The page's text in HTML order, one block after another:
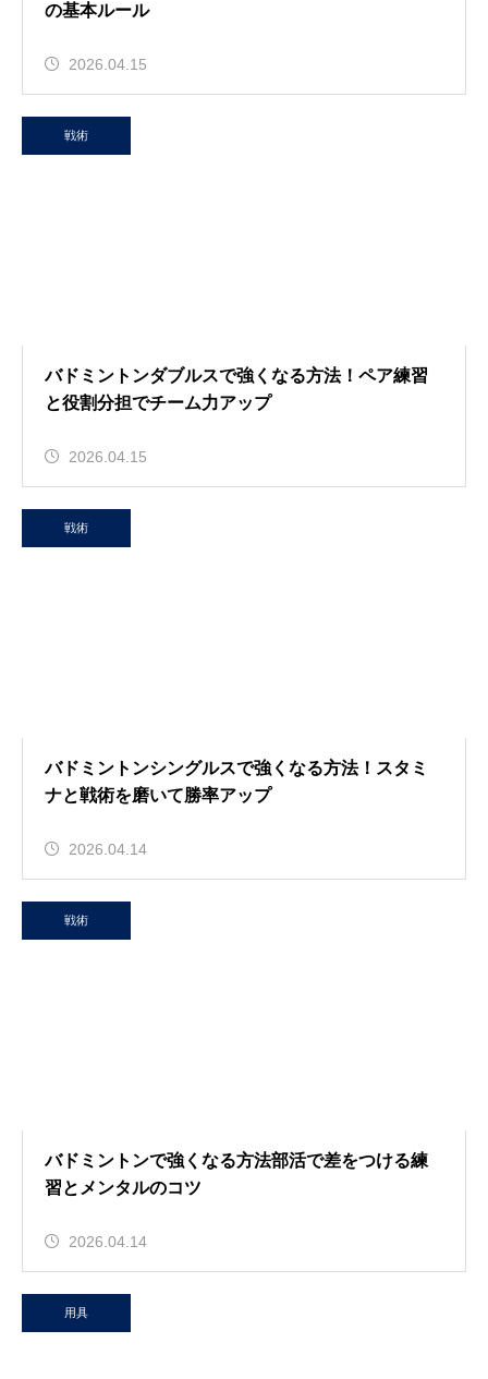
の基本ルール
2026.04.15
戦術
バドミントンダブルスで強くなる方法！ペア練習
と役割分担でチーム力アップ
2026.04.15
戦術
バドミントンシングルスで強くなる方法！スタミ
ナと戦術を磨いて勝率アップ
2026.04.14
戦術
バドミントンで強くなる方法部活で差をつける練
習とメンタルのコツ
2026.04.14
用具